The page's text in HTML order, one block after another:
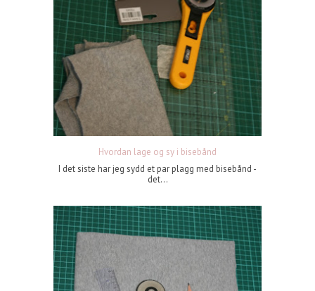
Hvordan lage og sy i bisebånd
I det siste har jeg sydd et par plagg med bisebånd -
det...